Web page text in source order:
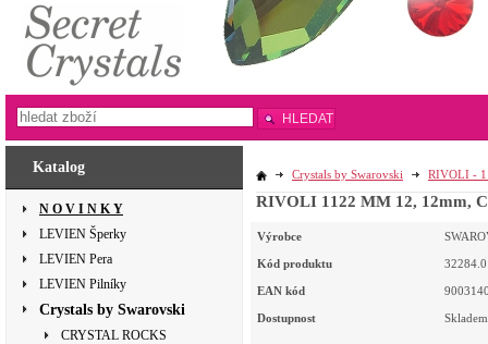
Katalog
N O V I N K Y
LEVIEN Šperky
LEVIEN Pera
LEVIEN Pilníky
Crystals by Swarovski
CRYSTAL ROCKS
Crystals by Swarovski RIVOLI -
RIVOLI 1122 MM 12, 12mm,
Výrobce
Kód produktu
EAN kód
Dostupnost Skladem
HLEDAT